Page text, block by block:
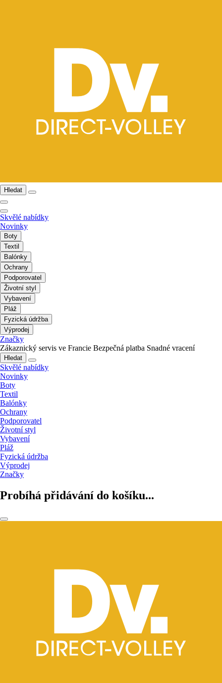
Hledat
Skvělé nabídky
Novinky
Boty
Textil
Balónky
Ochrany
Podporovatel
Životní styl
Vybavení
Pláž
Fyzická údržba
Výprodej
Značky
Zákaznický servis ve Francie Bezpečná platba Snadné vracení
Hledat
Skvělé nabídky
Novinky
Boty
Textil
Balónky
Ochrany
Podporovatel
Životní styl
Vybavení
Pláž
Fyzická údržba
Výprodej
Značky
Probíhá přidávání do košíku...